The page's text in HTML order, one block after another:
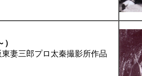
妻三郎プロ太秦撮影所作品